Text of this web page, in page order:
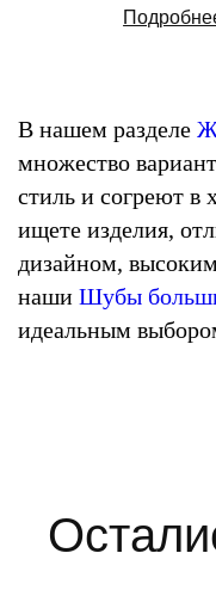
В нашем разделе
множество
стиль и согреют в
ищете изделия,
дизайном,
наши Шубы
идеальным